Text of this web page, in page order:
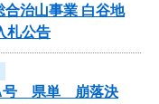
合治山事業 白谷地
札公告
号 県単 崩落決